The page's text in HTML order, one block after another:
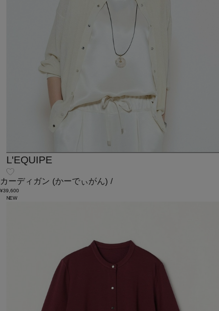
L'EQUIPE
カーディガン (かーでぃがん) /
¥39,600
NEW